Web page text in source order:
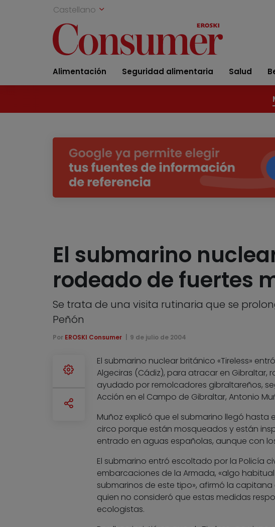
Castellano
Alimentación Seguridad alimentaria Salud
El submarino
rodeado de fuertes
Se trata de una visita rutinaria que se
Peñón
Por EROSKI Consumer 9 de julio de 2004
El submarino nuclear británico «Tireless»
Algeciras (Cádiz), para atracar en
ayudado por remolcadores gibraltareños,
Acción en el Campo de Gibraltar, Antonio
Muñoz explicó que el submarino llegó
circo porque están mosqueados y están
entrado en aguas españolas, aunque con
El submarino entró escoltado por la Policía
embarcaciones de la Armada, «algo
submarinos de este tipo», afirmó la
quien no consideró que estas medidas
ecologistas.